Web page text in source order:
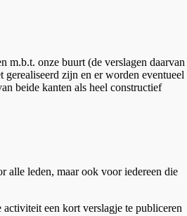
m.b.t. onze buurt (de verslagen daarvan
zijn en er worden eventueel
beide kanten als heel constructief
alle leden, maar ook voor iedereen die
een kort verslagje te publiceren